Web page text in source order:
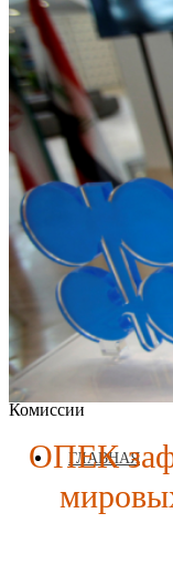
Журнал
Комиссии
ГЛАВНАЯ
ОПЕК